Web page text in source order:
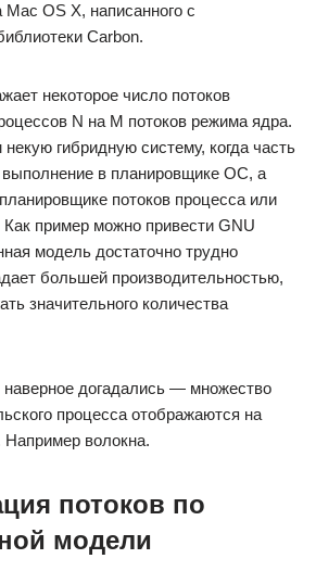
Mac OS X, написанного с
Carbon.
некоторое число потоков
N на M потоков режима ядра.
гибридную систему, когда часть
выполнение в планировщике ОС, а
потоков процесса или
Как пример можно привести GNU
модель достаточно трудно
большей производительностью,
значительного количества
наверное догадались — множество
процесса отображаются на
волокна.
потоков по
модели